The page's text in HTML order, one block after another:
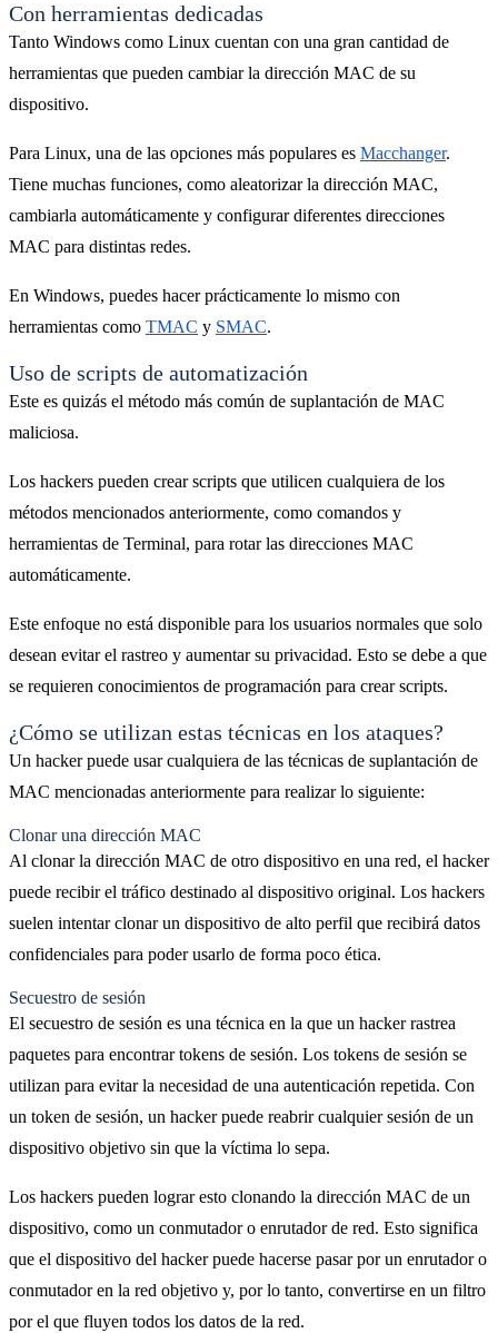
Con herramientas dedicadas
Tanto Windows como Linux cuentan con una gran cantidad de
herramientas que pueden cambiar la dirección MAC de su
dispositivo.
Para Linux, una de las opciones más populares es Macchanger.
Tiene muchas funciones, como aleatorizar la dirección MAC,
cambiarla automáticamente y configurar diferentes direcciones
MAC para distintas redes.
En Windows, puedes hacer prácticamente lo mismo con
herramientas como TMAC y SMAC.
Uso de scripts de automatización
Este es quizás el método más común de suplantación de MAC
maliciosa.
Los hackers pueden crear scripts que utilicen cualquiera de los
métodos mencionados anteriormente, como comandos y
herramientas de Terminal, para rotar las direcciones MAC
automáticamente.
Este enfoque no está disponible para los usuarios normales que solo
desean evitar el rastreo y aumentar su privacidad. Esto se debe a que
se requieren conocimientos de programación para crear scripts.
¿Cómo se utilizan estas técnicas en los ataques?
Un hacker puede usar cualquiera de las técnicas de suplantación de
MAC mencionadas anteriormente para realizar lo siguiente:
Clonar una dirección MAC
Al clonar la dirección MAC de otro dispositivo en una red, el hacker
puede recibir el tráfico destinado al dispositivo original. Los hackers
suelen intentar clonar un dispositivo de alto perfil que recibirá datos
confidenciales para poder usarlo de forma poco ética.
Secuestro de sesión
El secuestro de sesión es una técnica en la que un hacker rastrea
paquetes para encontrar tokens de sesión. Los tokens de sesión se
utilizan para evitar la necesidad de una autenticación repetida. Con
un token de sesión, un hacker puede reabrir cualquier sesión de un
dispositivo objetivo sin que la víctima lo sepa.
Los hackers pueden lograr esto clonando la dirección MAC de un
dispositivo, como un conmutador o enrutador de red. Esto significa
que el dispositivo del hacker puede hacerse pasar por un enrutador o
conmutador en la red objetivo y, por lo tanto, convertirse en un filtro
por el que fluyen todos los datos de la red.